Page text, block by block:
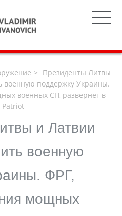
Президенты Литвы
военную поддержку Украины.
военных СП, развернет в
Patriot
и Латвии
военную
ФРГ,
мощных